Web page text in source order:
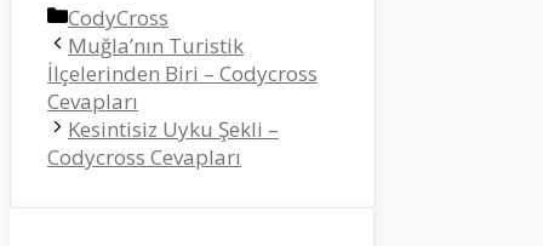
Kategoriler
CodyCross
Muğla’nın Turistik
İlçelerinden Biri – Codycross
Cevapları
Kesintisiz Uyku Şekli –
Codycross Cevapları